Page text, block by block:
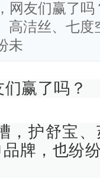
网友们赢了吗
高洁丝、七度
未
赢了吗？
，护舒宝
牌，也纷